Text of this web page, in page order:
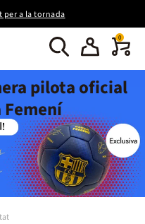
per a la tornada
0
pilota oficial
Femení